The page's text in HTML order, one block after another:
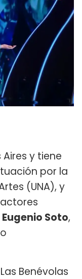
y tiene
por la
(UNA), y
Eugenio Soto,
Benévolas